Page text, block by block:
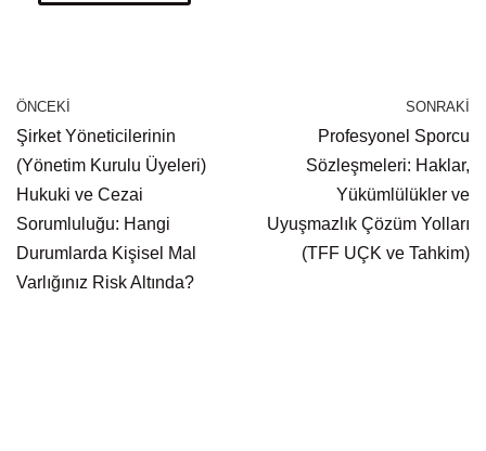
ÖNCEKI
Şirket Yöneticilerinin
(Yönetim Kurulu Üyeleri)
Hukuki ve Cezai
Sorumluluğu: Hangi
Durumlarda Kişisel Mal
Varlığınız Risk Altında?
SONRAKI
Profesyonel Sporcu
Sözleşmeleri: Haklar,
Yükümlülükler ve
Uyuşmazlık Çözüm Yolları
(TFF UÇK ve Tahkim)